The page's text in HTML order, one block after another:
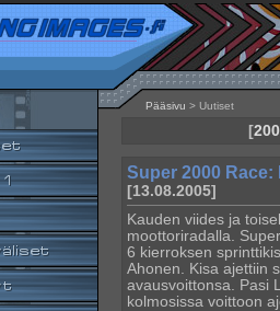
Pääsivu > Uutiset
[
Super 2000
[13.08.2005]
Kauden viides ja
moottoriradalla.
6 kierroksen
Ahonen. Kisa ajettiin
avausvoittonsa. Pasi
kolmosissa voittoon